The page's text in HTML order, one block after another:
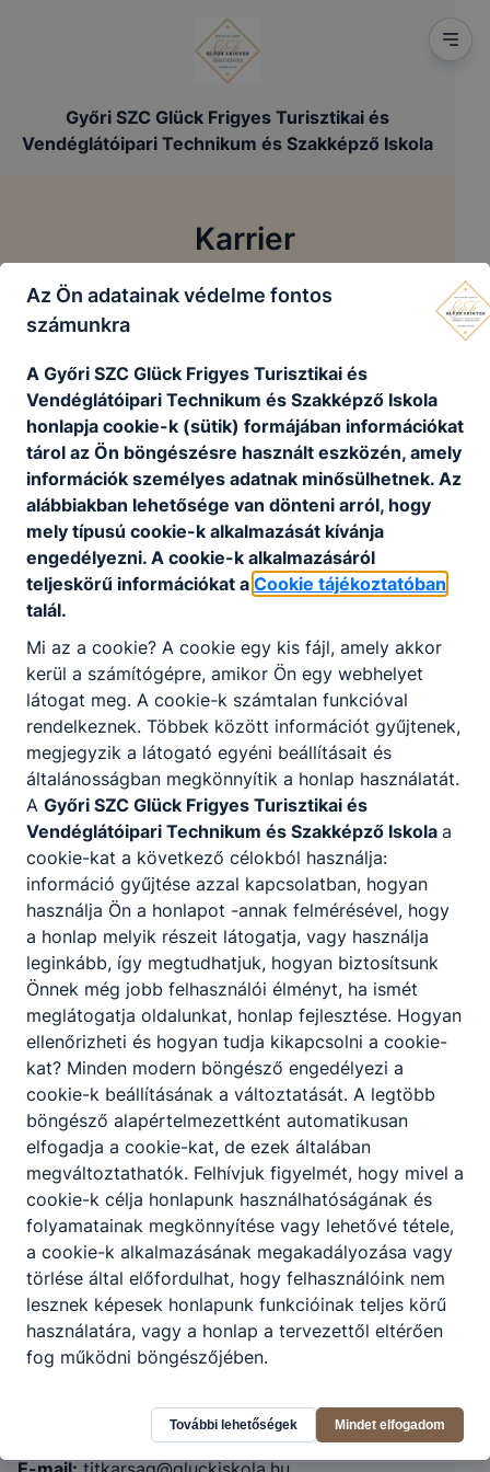
Győri SZC Glück Frigyes Turisztikai és
Vendéglátóipari Technikum és Szakképző Iskola
Karrier
Főoldal / Karrier
Jelenleg nincsenek aktív álláshirdetéseink
Vissza a főoldalra
Partnereink
Győri SZC Glück Frigyes Turisztikai és
Vendéglátóipari Technikum és Szakképző
Iskola
9200 Mosonmagyaróvár, Mosonvár utca 15.
KRÉTA
+3696213222
Az Ön adatainak védelme fontos
számunkra
A Győri SZC Glück Frigyes Turisztikai és
Vendéglátóipari Technikum és Szakképző Iskola
honlapja cookie-k (sütik) formájában információkat
tárol az Ön böngészésre használt eszközén, amely
információk személyes adatnak minősülhetnek. Az
alábbiakban lehetősége van dönteni arról, hogy
mely típusú cookie-k alkalmazását kívánja
engedélyezni. A cookie-k alkalmazásáról
teljeskörű információkat a Cookie tájékoztatóban
talál.
Mi az a cookie? A cookie egy kis fájl, amely akkor
kerül a számítógépre, amikor Ön egy webhelyet
látogat meg. A cookie-k számtalan funkcióval
rendelkeznek. Többek között információt gyűjtenek,
megjegyzik a látogató egyéni beállításait és
általánosságban megkönnyítik a honlap használatát.
A Győri SZC Glück Frigyes Turisztikai és
Vendéglátóipari Technikum és Szakképző Iskola a
cookie-kat a következő célokból használja:
információ gyűjtése azzal kapcsolatban, hogyan
használja Ön a honlapot -annak felmérésével, hogy
a honlap melyik részeit látogatja, vagy használja
leginkább, így megtudhatjuk, hogyan biztosítsunk
Önnek még jobb felhasználói élményt, ha ismét
meglátogatja oldalunkat, honlap fejlesztése. Hogyan
ellenőrizheti és hogyan tudja kikapcsolni a cookie-
kat? Minden modern böngésző engedélyezi a
cookie-k beállításának a változtatását. A legtöbb
böngésző alapértelmezettként automatikusan
elfogadja a cookie-kat, de ezek általában
megváltoztathatók. Felhívjuk figyelmét, hogy mivel a
cookie-k célja honlapunk használhatóságának és
folyamatainak megkönnyítése vagy lehetővé tétele,
a cookie-k alkalmazásának megakadályozása vagy
törlése által előfordulhat, hogy felhasználóink nem
lesznek képesek honlapunk funkcióinak teljes körű
használatára, vagy a honlap a tervezettől eltérően
fog működni böngészőjében.
További lehetőségek Mindet elfogadom